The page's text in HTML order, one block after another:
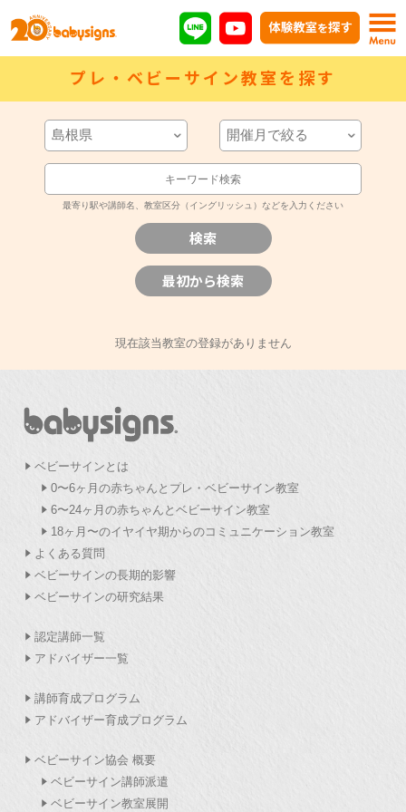
プレ・ベビーサイン教室を探す
最寄り駅や講師名、教室区分（イングリッシュ）などを入力ください
現在該当教室の登録がありません
ベビーサインとは
0〜6ヶ月の赤ちゃんとプレ・ベビーサイン教室
6〜24ヶ月の赤ちゃんとベビーサイン教室
18ヶ月〜のイヤイヤ期からのコミュニケーション教室
よくある質問
ベビーサインの長期的影響
ベビーサインの研究結果
認定講師一覧
アドバイザー一覧
講師育成プログラム
アドバイザー育成プログラム
ベビーサイン協会 概要
ベビーサイン講師派遣
ベビーサイン教室展開